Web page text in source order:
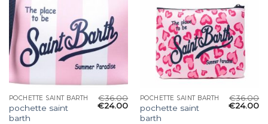
POCHETTE SAINT BARTH
pochette saint
barth
€36.00
€24.00
POCHETTE SAINT BARTH
pochette saint
barth
€36.00
€24.00